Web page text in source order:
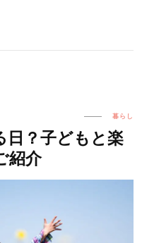
暮らし
日？子どもと楽
紹介